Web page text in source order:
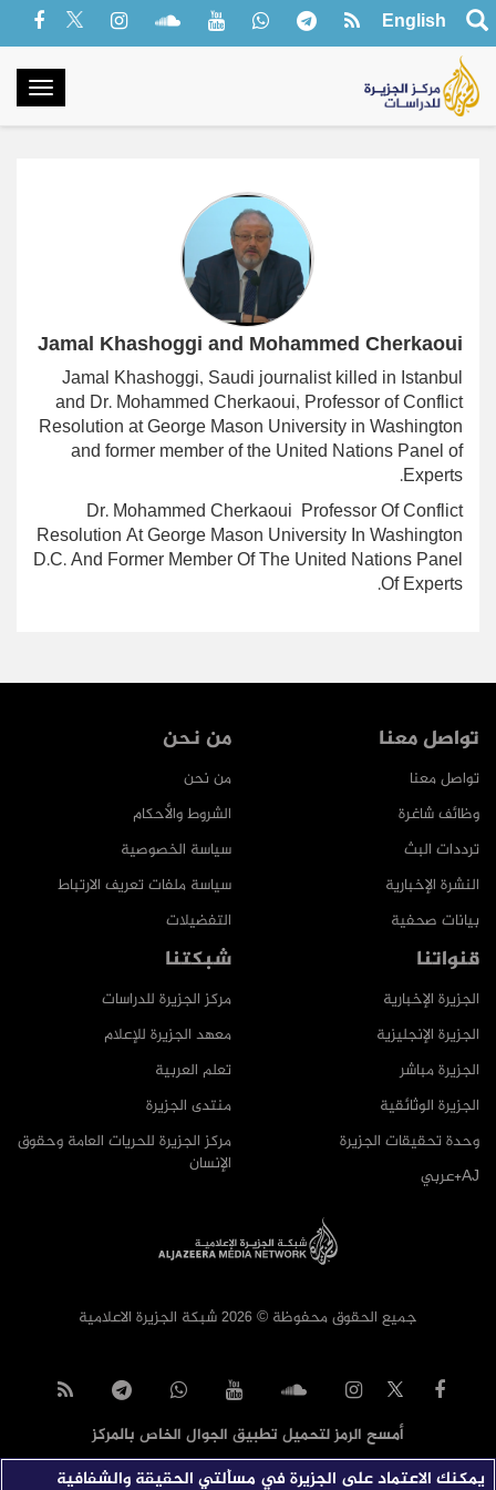
English
Jamal Khashoggi and Mohammed Cherkaoui
Jamal Khashoggi, Saudi journalist killed in Istanbul
and Dr. Mohammed Cherkaoui, Professor of Conflict
Resolution at George Mason University in Washington
and former member of the United Nations Panel of
Experts.
Dr. Mohammed Cherkaoui Professor Of Conflict
Resolution At George Mason University In Washington
D.C. And Former Member Of The United Nations Panel
Of Experts.
من نحن
من نحن
الشروط والأحكام
سياسة الخصوصية
سياسة ملفات تعريف الارتباط
التفضيلات
تواصل معنا
تواصل معنا
وظائف شاغرة
ترددات البث
النشرة الإخبارية
بيانات صحفية
شبكتنا
مركز الجزيرة للدراسات
معهد الجزيرة للإعلام
تعلم العربية
منتدى الجزيرة
مركز الجزيرة للحريات العامة وحقوق
الإنسان
قنواتنا
الجزيرة الإخبارية
الجزيرة الإنجليزية
الجزيرة مباشر
الجزيرة الوثائقية
وحدة تحقيقات الجزيرة
AJ+عربي
جميع الحقوق محفوظة © 2026 شبكة الجزيرة الاعلامية
أمسح الرمز لتحميل تطبيق الجوال الخاص بالمركز
يمكنك الاعتماد على الجزيرة في مسألتي الحقيقة والشفافية